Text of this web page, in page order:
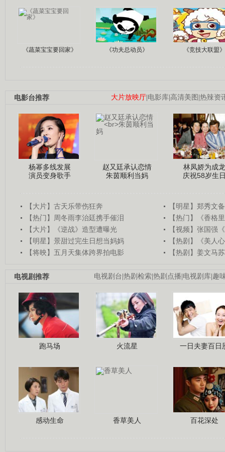
《蔬菜宝宝要回家》 《功夫总动员》 《竞技大联盟》
大片放映厅|电影库|高清美图 |热辣资
电影台推荐
杨幂多线发展
演员变身歌手
赵又廷承认恋情
朱茵顺利当妈
林凤娇为成龙
庆祝58岁生
【大片】古天乐带伤狂奔
【明星】郑秀文
【热门】周冬雨李治廷携手催泪
【热门】《香格
【大片】《逆战》造型遭曝光
【视频】张国强
【明星】景甜过完生日想当妈妈
【热剧】《美人
【将映】五月天集体跨界拍电影
【热剧】姜文马
电视剧台|热剧检索|热剧点播|电视剧库|趣
电视剧推荐
跑马场 火流星 一日夫妻百日
感动生命 香草美人 百花深处